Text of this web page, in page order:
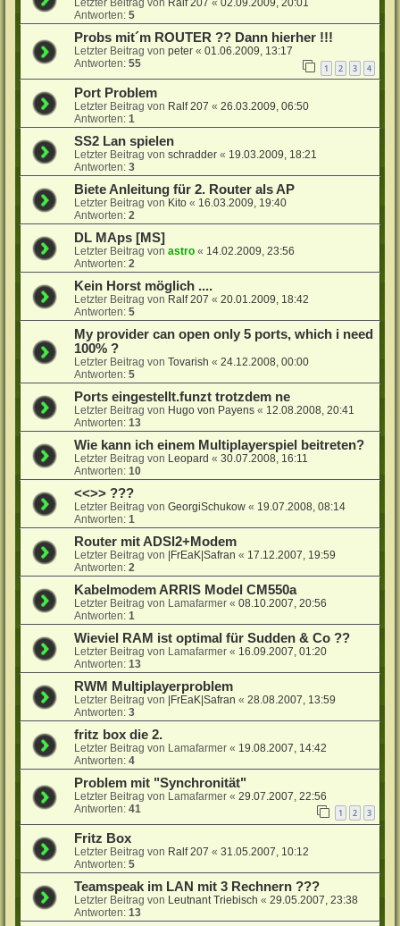
Letzter Beitrag von Ralf 207 «02.09.2009, 20:01
Antworten:5
Probs mit´m ROUTER ?? Dann hierher !!!
Letzter Beitrag vonpeter «01.06.2009, 13:17
Antworten:55 1 2 3 4
Port Problem
Letzter Beitrag von Ralf 207 «26.03.2009, 06:50
Antworten:1
SS2 Lan spielen
Letzter Beitrag vonschradder « 19.03.2009, 18:21
Antworten:3
Biete Anleitung für 2. Router als AP
Letzter Beitrag von Kito « 16.03.2009, 19:40
Antworten:2
DL MAps [MS]
Letzter Beitrag vonastro « 14.02.2009, 23:56
Antworten:2
Kein Horst möglich ....
Letzter Beitrag von Ralf 207 «20.01.2009, 18:42
Antworten:5
My provider can open only 5 ports, which i need
100% ?
Letzter Beitrag vonTovarish «24.12.2008, 00:00
Antworten:5
Ports eingestellt.funzt trotzdem ne
Letzter Beitrag von Hugo von Payens « 12.08.2008, 20:41
Antworten:13
Wie kann ich einem Multiplayerspiel beitreten?
Letzter Beitrag von Leopard «30.07.2008, 16:11
Antworten:10
<<>> ???
Letzter Beitrag vonGeorgiSchukow « 19.07.2008, 08:14
Antworten:1
Router mit ADSl2+Modem
Letzter Beitrag von |FrEaK|Safran « 17.12.2007, 19:59
Antworten:2
Kabelmodem ARRIS Model CM550a
Letzter Beitrag von Lamafarmer «08.10.2007, 20:56
Antworten:1
Wieviel RAM ist optimal für Sudden & Co ??
Letzter Beitrag von Lamafarmer « 16.09.2007, 01:20
Antworten:13
RWM Multiplayerproblem
Letzter Beitrag von |FrEaK|Safran «28.08.2007, 13:59
Antworten:3
fritz box die 2.
Letzter Beitrag von Lamafarmer « 19.08.2007, 14:42
Antworten:4
Problem mit "Synchronität"
Letzter Beitrag von Lamafarmer «29.07.2007, 22:56
Antworten:41 1 2 3
Fritz Box
Letzter Beitrag von Ralf 207 «31.05.2007, 10:12
Antworten:5
Teamspeak im LAN mit 3 Rechnern ???
Letzter Beitrag von Leutnant Triebisch «29.05.2007, 23:38
Antworten:13